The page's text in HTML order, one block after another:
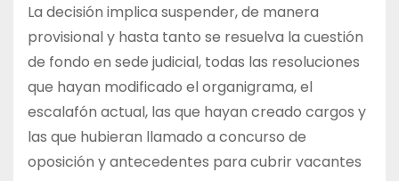
La decisión implica suspender, de manera
provisional y hasta tanto se resuelva la cuestión
de fondo en sede judicial, todas las resoluciones
que hayan modificado el organigrama, el
escalafón actual, las que hayan creado cargos y
las que hubieran llamado a concurso de
oposición y antecedentes para cubrir vacantes